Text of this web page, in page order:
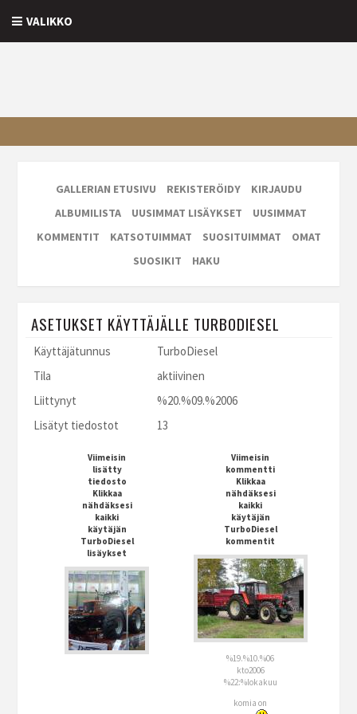
VALIKKO
GALLERIAN ETUSIVU REKISTERÖIDY
KIRJAUDU
ALBUMILISTA
UUSIMMAT LISÄYKSET
UUSIMMAT
KOMMENTIT
KATSOTUIMMAT SUOSITUIMMAT
OMAT
SUOSIKIT
HAKU
ASETUKSET KÄYTTÄJÄLLE TURBODIESEL
Käyttäjätunnus
TurboDiesel
Tila
aktiivinen
Liittynyt
%20.%09.%2006
Lisätyt tiedostot
13
Viimeisin
lisätty
tiedosto
Klikkaa
nähdäksesi
kaikki
käytäjän
TurboDiesel
lisäykset
Viimeisin
kommentti
Klikkaa
nähdäksesi
kaikki
käytäjän
TurboDiesel
kommentit
%19.%10.%06
kto2006
%22:%lokakuu
komia on